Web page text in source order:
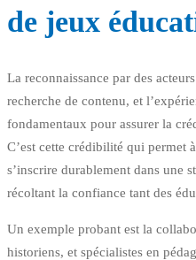
de jeux
La reconnaissance par des
recherche de contenu, et
fondamentaux pour assurer la
C’est cette crédibilité qui permet
s’inscrire durablement dans une
récoltant la confiance tant des
Un exemple probant est la
historiens, et spécialistes en